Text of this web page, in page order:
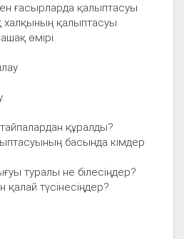
ғасырларда қалыптасуы
халқының қалыптасуы
өмірі
құралды?
басында кімдер
туралы не білесіңдер?
қалай түсінесіңдер?